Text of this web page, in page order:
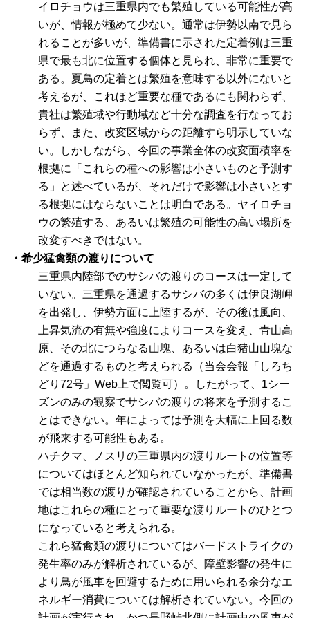
イロチョウは三重県内でも繁殖している可能性が高
いが、情報が極めて少ない。通常は伊勢以南で見ら
れることが多いが、準備書に示された定着例は三重
県で最も北に位置する個体と見られ、非常に重要で
ある。夏鳥の定着とは繁殖を意味する以外にないと
考えるが、これほど重要な種であるにも関わらず、
貴社は繁殖域や行動域など十分な調査を行なってお
らず、また、改変区域からの距離すら明示していな
い。しかしながら、今回の事業全体の改変面積率を
根拠に「これらの種への影響は小さいものと予測す
る」と述べているが、それだけで影響は小さいとす
る根拠にはならないことは明白である。ヤイロチョ
ウの繁殖する、あるいは繁殖の可能性の高い場所を
改変すべきではない。
・希少猛禽類の渡りについて
三重県内陸部でのサシバの渡りのコースは一定して
いない。三重県を通過するサシバの多くは伊良湖岬
を出発し、伊勢方面に上陸するが、その後は風向、
上昇気流の有無や強度によりコースを変え、青山高
原、その北につらなる山塊、あるいは白猪山山塊な
どを通過するものと考えられる（当会会報「しろち
どり72号」Web上で閲覧可）。したがって、1シー
ズンのみの観察でサシバの渡りの将来を予測するこ
とはできない。年によっては予測を大幅に上回る数
が飛来する可能性もある。
ハチクマ、ノスリの三重県内の渡りルートの位置等
についてはほとんど知られていなかったが、準備書
では相当数の渡りが確認されていることから、計画
地はこれらの種にとって重要な渡りルートのひとつ
になっていると考えられる。
これら猛禽類の渡りについてはバードストライクの
発生率のみが解析されているが、障壁影響の発生に
より鳥が風車を回避するために用いられる余分なエ
ネルギー消費については解析されていない。今回の